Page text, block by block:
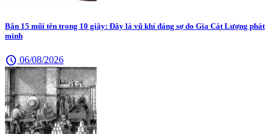
Bắn 15 mũi tên trong 10 giây: Đây là vũ khí đáng sợ do Gia Cát Lượng phát
minh
schedule 06/08/2026